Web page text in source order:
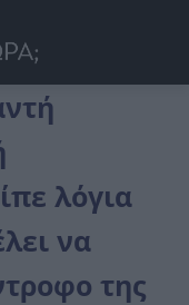
λόγια
να
της